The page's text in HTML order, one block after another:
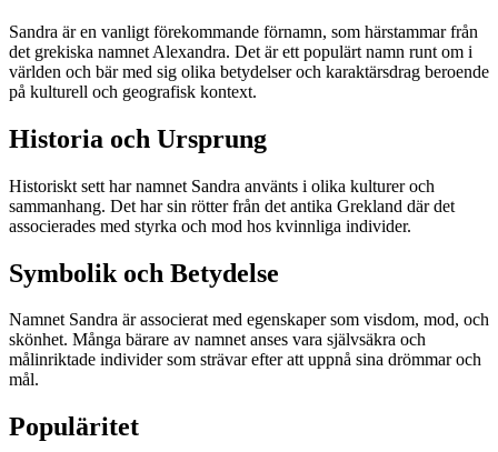
Sandra är en vanligt förekommande förnamn, som härstammar från
det grekiska namnet Alexandra. Det är ett populärt namn runt om i
världen och bär med sig olika betydelser och karaktärsdrag beroende
på kulturell och geografisk kontext.
Historia och Ursprung
Historiskt sett har namnet Sandra använts i olika kulturer och
sammanhang. Det har sin rötter från det antika Grekland där det
associerades med styrka och mod hos kvinnliga individer.
Symbolik och Betydelse
Namnet Sandra är associerat med egenskaper som visdom, mod, och
skönhet. Många bärare av namnet anses vara självsäkra och
målinriktade individer som strävar efter att uppnå sina drömmar och
mål.
Populäritet